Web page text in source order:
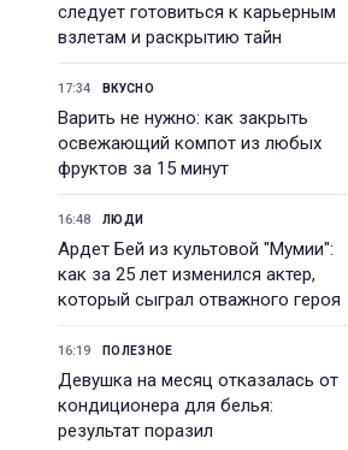
следует готовиться к карьерным
взлетам и раскрытию тайн
17:34 ВКУСНО
Варить не нужно: как закрыть
освежающий компот из любых
фруктов за 15 минут
16:48 ЛЮДИ
Ардет Бей из культовой "Мумии":
как за 25 лет изменился актер,
который сыграл отважного героя
16:19 ПОЛЕЗНОЕ
Девушка на месяц отказалась от
кондиционера для белья:
результат поразил